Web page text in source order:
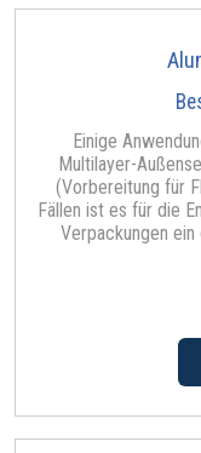
Einige
Multilayer-
(Vorbereitung für
Fällen ist es für die
Verpackungen